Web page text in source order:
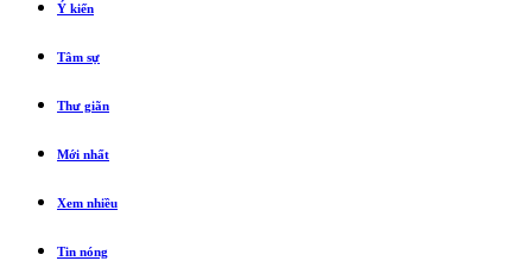
Ý kiến
Tâm sự
Thư giãn
Mới nhất
Xem nhiều
Tin nóng